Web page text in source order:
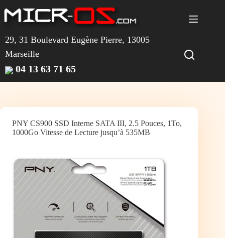
au
contenu
29, 31 Boulevard Eugène Pierre, 13005
Marseille
04 13 63 71 65
PNY CS900 SSD Interne SATA III, 2.5 Pouces, 1To,
1000Go Vitesse de Lecture jusqu’à 535MB